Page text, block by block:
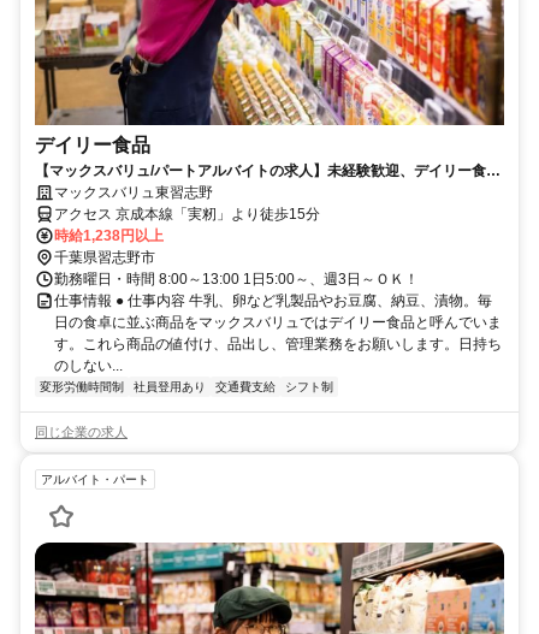
デイリー食品
【マックスバリュ/パートアルバイトの求人】未経験歓迎、デイリー食品
担当スタッフを募集中
マックスバリュ東習志野
アクセス 京成本線「実籾」より徒歩15分
時給1,238円以上
千葉県習志野市
勤務曜日・時間 8:00～13:00 1日5:00～、週3日～ＯＫ！
仕事情報 ● 仕事内容 牛乳、卵など乳製品やお豆腐、納豆、漬物。毎
日の食卓に並ぶ商品をマックスバリュではデイリー食品と呼んでいま
す。これら商品の値付け、品出し、管理業務をお願いします。日持ち
のしない...
変形労働時間制 社員登用あり 交通費支給 シフト制
同じ企業の求人
アルバイト・パート